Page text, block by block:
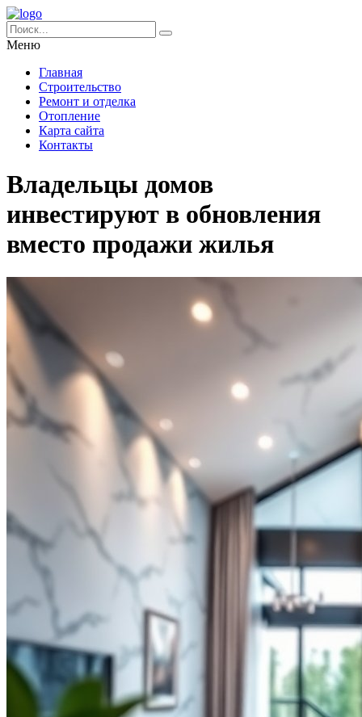
Меню
Главная
Строительство
Ремонт и отделка
Отопление
Карта сайта
Контакты
Владельцы домов
инвестируют в обновления
вместо продажи жилья